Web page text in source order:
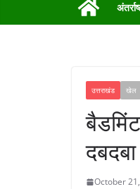
उत्तराखंड खेल
दबदबा
October